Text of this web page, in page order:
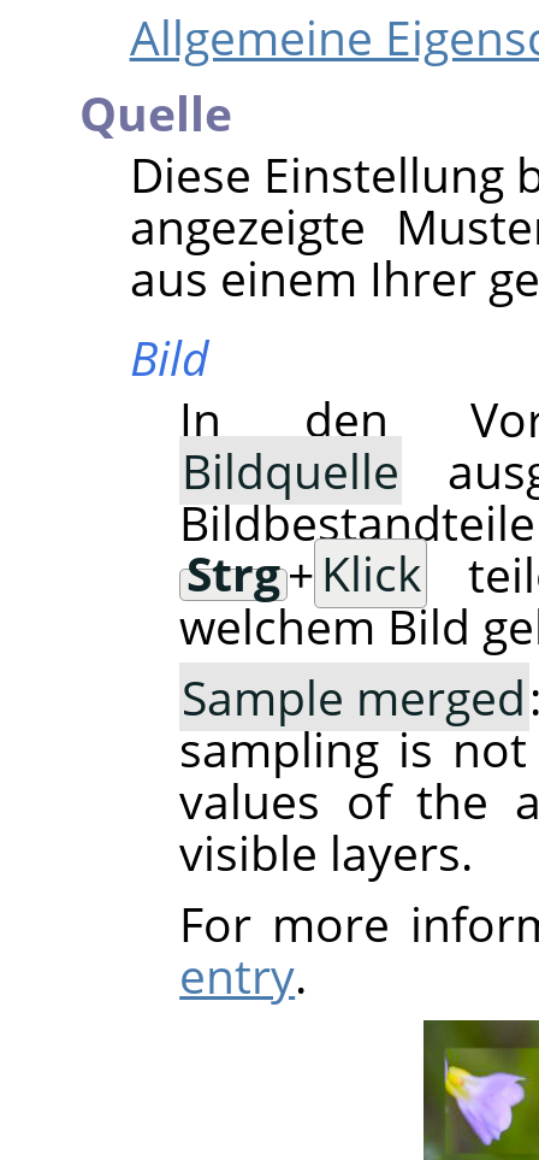
Allgemeine
Quelle
Diese Einstellung
angezeigte
aus einem Ihrer
Bild
In den
Bildquelle
Strg+Klick
welchem Bild
Sample merged
sampling is
values of the
visible layers.
For more
entry.